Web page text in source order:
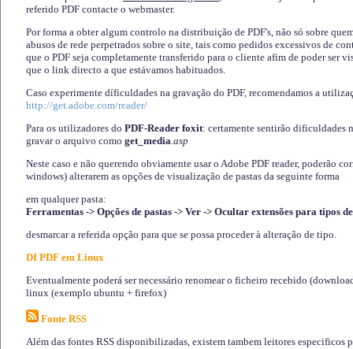
referido PDF contacte o webmaster.
Por forma a obter algum controlo na distribuição de PDF's, não só sobre
abusos de rede perpetrados sobre o site, tais como pedidos excessivos de
que o PDF seja completamente transferido para o cliente afim de poder ser
que o link directo a que estávamos habituados.
Caso experimente díficuldades na gravação do PDF, recomendamos a
http://get.adobe.com/reader/
Para os utilizadores do PDF-Reader foxit: certamente sentirão dificuldades
gravar o arquivo como get_media.asp
Neste caso e não querendo obviamente usar o Adobe PDF reader, poderão
windows) alterarem as opções de visualização de pastas da seguinte forma
em qualquer pasta:
Ferramentas -> Opções de pastas -> Ver -> Ocultar extensões para tipos
desmarcar a referida opção para que se possa proceder à alteração de tipo.
DI PDF em Linux
Eventualmente poderá ser necessário renomear o ficheiro recebido
linux (exemplo ubuntu + firefox)
Fonte RSS
Além das fontes RSS disponibilizadas, existem tambem leitores especificos